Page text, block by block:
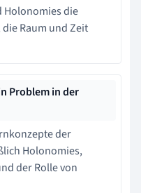
Holonomies die
Raum und Zeit
Problem in der
der
Holonomies,
der Rolle von